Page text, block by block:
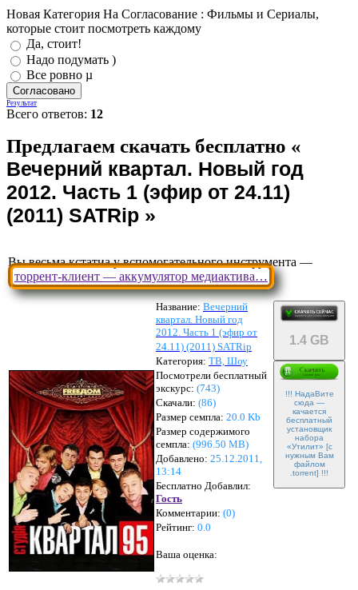
Новая Категория На Согласование : Фильмы и Сериалы,
которые стоит посмотреть каждому
Да, стоит!
Надо подумать )
Все ровно µ
Результат
Всего ответов: 12
Вы весьма кстатиа у вспомогательного инструмента —
торрент-клиент — аккумулятор медиактива…
Название: Вечерний
квартал. Новый год
2012. Часть 1 (эфир от
24.11) (2011) SATRip
1.4 GB
!!! НадаВите
сюда —
качается
бесплатный
установщик
набора
«Утилит» [с
нужным Вам
файлом
.torrent] !!!
Категория: ТВ, Шоу
Посмотрели бесплатный
экскурс: (743)
Скачали: (86)
Размер семпла: 20.0 Kb
Размер содержимого
семпла: (996.50 MB)
Добавлено: 25.12.2011,
13:14
Бесплатно Добавлил:
Гость
Комментарии: (0)
Рейтинг: 0.0
Ваша оценка: